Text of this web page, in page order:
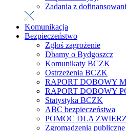
Zadania z
Komunikacja
Bezpieczeństwo
Zgłoś zagrożenie
Dbamy o Bydgoszcz
Komunikaty BCZK
Ostrzeżenia BCZK
RAPORT DOBOWY
RAPORT DOBOWY
Statystyka BCZK
ABC bezpieczeństwa
POMOC DLA
Zgromadzenia